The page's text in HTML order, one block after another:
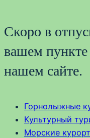
Скоро в
вашем пункте
нашем сайте.
Горнолыжные
Культурный
Морские